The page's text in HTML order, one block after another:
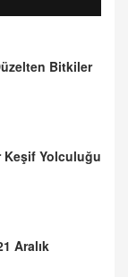
Yolculuğu
Aralık
Bilinmesi